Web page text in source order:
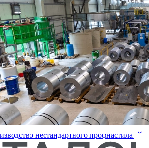
нестандартного профнастила